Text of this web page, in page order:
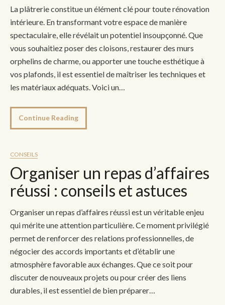
La plâtrerie constitue un élément clé pour toute rénovation
intérieure. En transformant votre espace de manière
spectaculaire, elle révélait un potentiel insoupçonné. Que
vous souhaitiez poser des cloisons, restaurer des murs
orphelins de charme, ou apporter une touche esthétique à
vos plafonds, il est essentiel de maîtriser les techniques et
les matériaux adéquats. Voici un…
Continue Reading
CONSEILS
Organiser un repas d’affaires
réussi : conseils et astuces
Organiser un repas d’affaires réussi est un véritable enjeu
qui mérite une attention particulière. Ce moment privilégié
permet de renforcer des relations professionnelles, de
négocier des accords importants et d’établir une
atmosphère favorable aux échanges. Que ce soit pour
discuter de nouveaux projets ou pour créer des liens
durables, il est essentiel de bien préparer…